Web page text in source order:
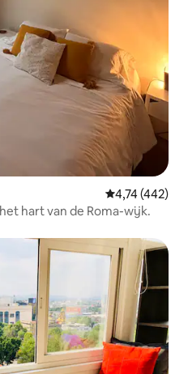
Gemiddelde
4,74 (442)
hart van de Roma-wijk.